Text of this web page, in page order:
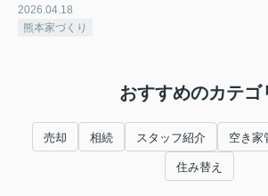
2026.04.18
熊本家づくり
おすすめのカテゴ
売却 相続 スタッフ紹介 空き家
住み替え